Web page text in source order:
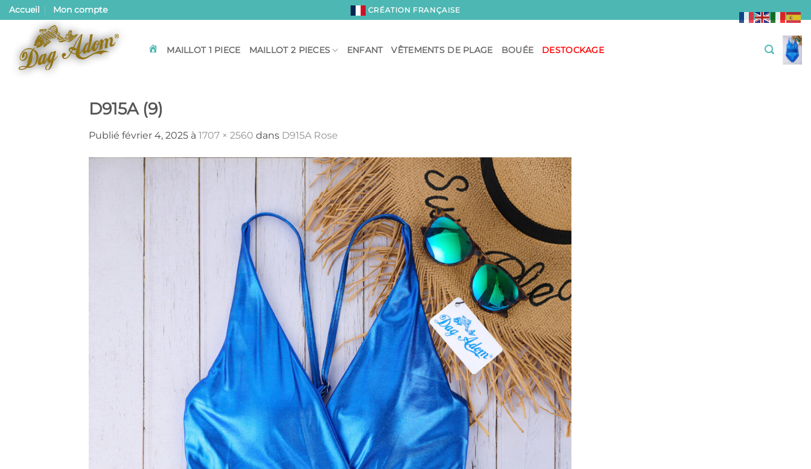
Passer
au
contenu
Accueil Mon compte CRÉATION FRANÇAISE
ACCUEIL
MAILLOT 1 PIECE MAILLOT 2 PIECES ENFANT VÊTEMENTS DE PLAGE BOUÉE DESTOCKAGE
D915A (9)
Publié février 4, 2025 à 1707 × 2560 dans D915A Rose